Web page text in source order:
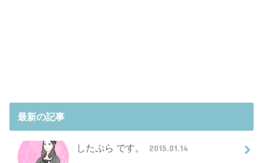
最新の記事
したぷら です。 2015.01.14